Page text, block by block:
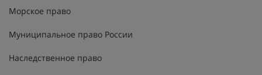
Морское право
Муниципальное право России
Наследственное право